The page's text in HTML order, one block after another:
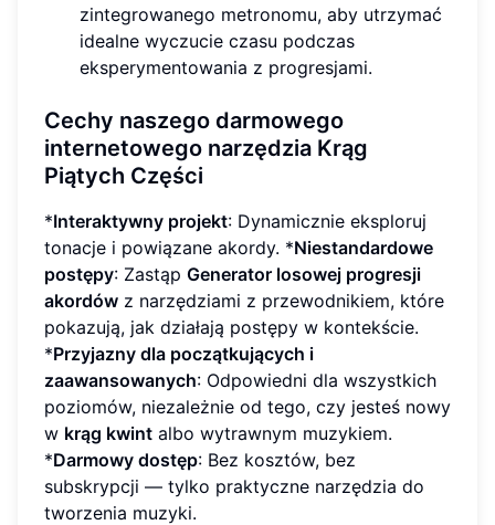
zintegrowanego metronomu, aby utrzymać
idealne wyczucie czasu podczas
eksperymentowania z progresjami.
Cechy naszego darmowego
internetowego narzędzia Krąg
Piątych Części
*Interaktywny projekt: Dynamicznie eksploruj
tonacje i powiązane akordy. *Niestandardowe
postępy: Zastąp Generator losowej progresji
akordów z narzędziami z przewodnikiem, które
pokazują, jak działają postępy w kontekście.
*Przyjazny dla początkujących i
zaawansowanych: Odpowiedni dla wszystkich
poziomów, niezależnie od tego, czy jesteś nowy
w krąg kwint albo wytrawnym muzykiem.
*Darmowy dostęp: Bez kosztów, bez
subskrypcji — tylko praktyczne narzędzia do
tworzenia muzyki.